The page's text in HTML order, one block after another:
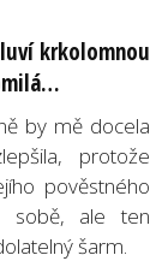
krkolomnou
by mě docela
protože
pověstného
sobě, ale ten
šarm.